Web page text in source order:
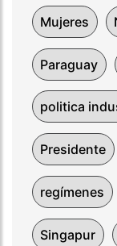
Mujeres
Paraguay
politica
Presidente
regímenes
Singapur